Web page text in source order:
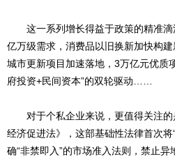
这一系列增长得益于政策的精准滴
亿万级需求，消费品以旧换新加快构
城市更新项目加速落地，3万亿元优质
府投资+民间资本”的双轮驱动……
对于个私企业来说，更值得关注的
经济促进法》，这部基础性法律首次将
确“非禁即入”的市场准入法则，禁止异